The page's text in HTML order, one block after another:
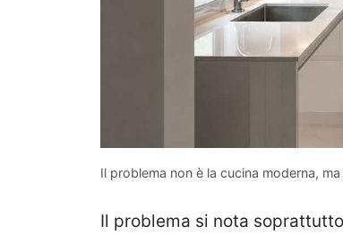
Il problema non è la cucina moderna,
Il problema si nota